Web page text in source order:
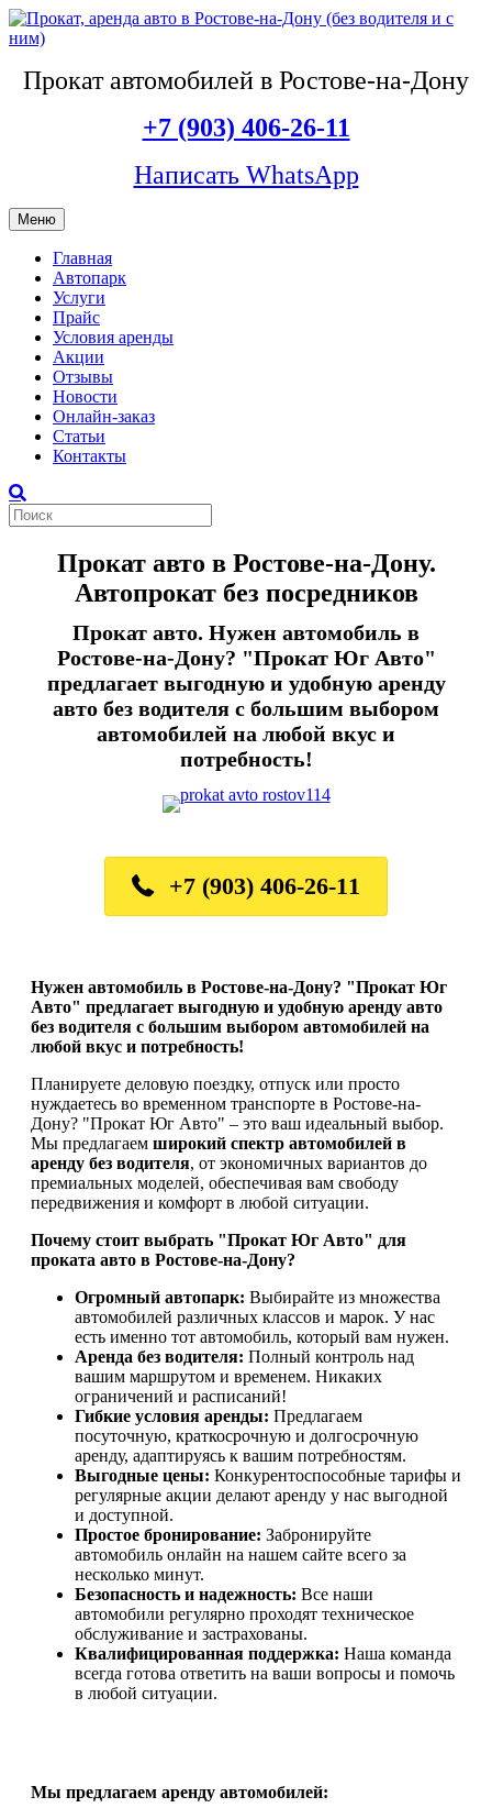
Прокат автомобилей в Ростове-на-Дону
+7 (903) 406-26-11
Написать WhatsApp
Меню
Главная
Автопарк
Услуги
Прайс
Условия аренды
Акции
Отзывы
Новости
Онлайн-заказ
Статьи
Контакты
Прокат авто в Ростове-на-Дону.
Автопрокат без посредников
Прокат авто. Нужен автомобиль в
Ростове-на-Дону? "Прокат Юг Авто"
предлагает выгодную и удобную аренду
авто без водителя с большим выбором
автомобилей на любой вкус и
потребность!
+7 (903) 406-26-11
Нужен автомобиль в Ростове-на-Дону? "Прокат Юг
Авто" предлагает выгодную и удобную аренду авто
без водителя с большим выбором автомобилей на
любой вкус и потребность!
Планируете деловую поездку, отпуск или просто
нуждаетесь во временном транспорте в Ростове-на-
Дону? "Прокат Юг Авто" – это ваш идеальный выбор.
Мы предлагаем широкий спектр автомобилей в
аренду без водителя, от экономичных вариантов до
премиальных моделей, обеспечивая вам свободу
передвижения и комфорт в любой ситуации.
Почему стоит выбрать "Прокат Юг Авто" для
проката авто в Ростове-на-Дону?
Огромный автопарк: Выбирайте из множества
автомобилей различных классов и марок. У нас
есть именно тот автомобиль, который вам нужен.
Аренда без водителя: Полный контроль над
вашим маршрутом и временем. Никаких
ограничений и расписаний!
Гибкие условия аренды: Предлагаем
посуточную, краткосрочную и долгосрочную
аренду, адаптируясь к вашим потребностям.
Выгодные цены: Конкурентоспособные тарифы и
регулярные акции делают аренду у нас выгодной
и доступной.
Простое бронирование: Забронируйте
автомобиль онлайн на нашем сайте всего за
несколько минут.
Безопасность и надежность: Все наши
автомобили регулярно проходят техническое
обслуживание и застрахованы.
Квалифицированная поддержка: Наша команда
всегда готова ответить на ваши вопросы и помочь
в любой ситуации.
Мы предлагаем аренду автомобилей: